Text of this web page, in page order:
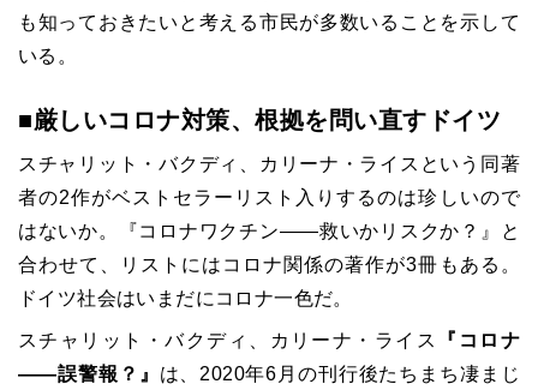
も知っておきたいと考える市民が多数いることを示して
いる。
■厳しいコロナ対策、根拠を問い直すドイツ
スチャリット・バクディ、カリーナ・ライスという 同著
者の2作がベストセラーリスト入りするのは珍しいので
はないか。『コロナワクチン――救いかリスクか？』と
合わせて、リストにはコロナ関係の著作が3冊もある。
ドイツ社会はいまだにコロナ一色だ。
スチャリット・バクディ、カリーナ・ライス
『コロナ
――誤警報？』 は、2020年6月の刊行後たちまち凄まじ